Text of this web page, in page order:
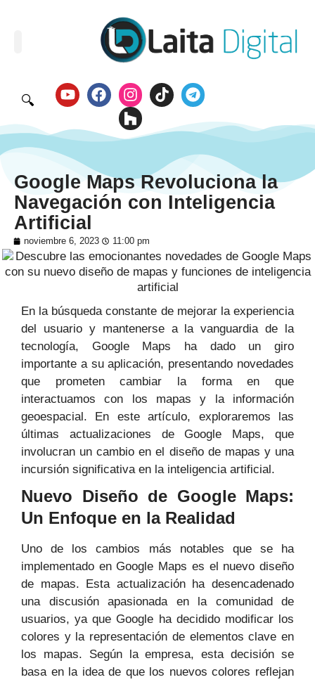
🔍
Google Maps Revoluciona la
Navegación con Inteligencia
Artificial
noviembre 6, 2023 11:00 pm
En la búsqueda constante de mejorar la experiencia
del usuario y mantenerse a la vanguardia de la
tecnología, Google Maps ha dado un giro
importante a su aplicación, presentando novedades
que prometen cambiar la forma en que
interactuamos con los mapas y la información
geoespacial. En este artículo, exploraremos las
últimas actualizaciones de Google Maps, que
involucran un cambio en el diseño de mapas y una
incursión significativa en la inteligencia artificial.
Nuevo Diseño de Google Maps:
Un Enfoque en la Realidad
Uno de los cambios más notables que se ha
implementado en Google Maps es el nuevo diseño
de mapas. Esta actualización ha desencadenado
una discusión apasionada en la comunidad de
usuarios, ya que Google ha decidido modificar los
colores y la representación de elementos clave en
los mapas. Según la empresa, esta decisión se
basa en la idea de que los nuevos colores reflejan